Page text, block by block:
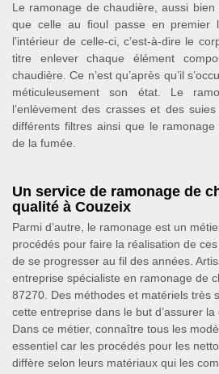
Le ramonage de chaudière, aussi
que celle au fioul passe en premier
l’intérieur de celle-ci, c’est-à-dire le
titre enlever chaque élément
chaudière. Ce n’est qu’après qu’il
méticuleusement son état. Le
l’enlèvement des crasses et des
différents filtres ainsi que le ramonage
de la fumée.
Un service de ramonage de
qualité à Couzeix
Parmi d’autre, le ramonage est un
procédés pour faire la réalisation de
de se progresser au fil des années.
entreprise spécialiste en ramonage de
87270. Des méthodes et matériels très
cette entreprise dans le but d’assurer la
Dans ce métier, connaître tous les
essentiel car les procédés pour les
diffère selon leurs matériaux qui les